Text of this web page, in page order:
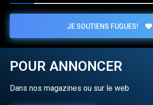
JE SOUTIENS FUGUES!
POUR ANNONCER
Dans nos magazines ou sur le web